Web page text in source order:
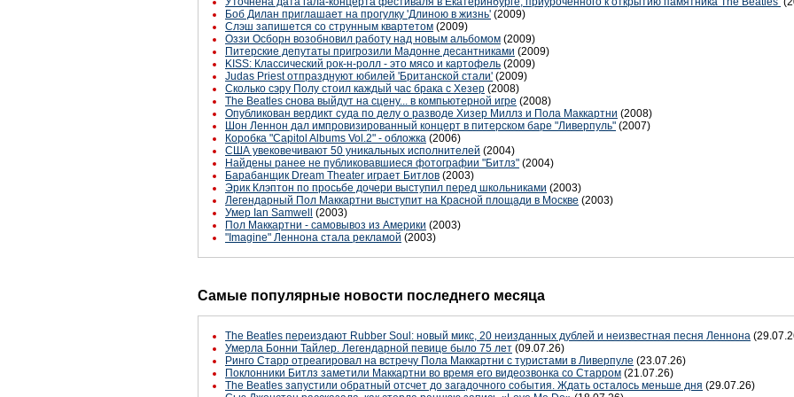
Боб Дилан приглашает на прогулку 'Длиною в жизнь' (2009)
Слэш запишется со струнным квартетом (2009)
Оззи Осборн возобновил работу над новым альбомом (2009)
Питерские депутаты пригрозили Мадонне десантниками (2009)
KISS: Классический рок-н-ролл - это мясо и картофель (2009)
Judas Priest отпразднуют юбилей 'Британской стали' (2009)
Сколько сэру Полу стоил каждый час брака с Хезер (2008)
The Beatles снова выйдут на сцену... в компьютерной игре (2008)
Опубликован вердикт суда по делу о разводе Хизер Миллз и Пола Маккартни (2008)
Шон Леннон дал импровизированный концерт в питерском баре "Ливерпуль" (2007)
Коробка "Capitol Albums Vol.2" - обложка (2006)
США увековечивают 50 уникальных исполнителей (2004)
Найдены ранее не публиковавшиеся фотографии "Битлз" (2004)
Барабанщик Dream Theater играет Битлов (2003)
Эрик Клэптон по просьбе дочери выступил перед школьниками (2003)
Легендарный Пол Маккартни выступит на Красной площади в Москве (2003)
Умер Ian Samwell
(2003)
Пол Маккартни - самовывоз из Америки (2003)
"Imagine" Леннона стала рекламой (2003)
Самые популярные новости последнего месяца
The Beatles переиздают Rubber Soul: новый микс, 20 неизданных дублей и неизвестная песня Леннона
Умерла Бонни Тайлер. Легендарной певице было 75 лет (09.07.26)
Ринго Старр отреагировал на встречу Пола Маккартни с туристами в Ливерпуле (23.07.26)
Поклонники Битлз заметили Маккартни во время его видеозвонка со Старром (21.07.26)
The Beatles запустили обратный отсчет до загадочного события. Ждать осталось меньше дня (29.07.26)